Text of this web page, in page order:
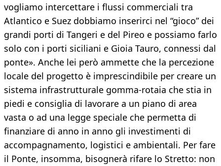
vogliamo intercettare i flussi commerciali tra
Atlantico e Suez dobbiamo inserirci nel “gioco” dei
grandi porti di Tangeri e del Pireo e possiamo farlo
solo con i porti siciliani e Gioia Tauro, connessi dal
ponte». Anche lei però ammette che la percezione
locale del progetto è imprescindibile per creare un
sistema infrastrutturale gomma-rotaia che stia in
piedi e consiglia di lavorare a un piano di area
vasta o ad una legge speciale che permetta di
finanziare di anno in anno gli investimenti di
accompagnamento, logistici e ambientali. Per fare
il Ponte, insomma, bisognerà rifare lo Stretto: non